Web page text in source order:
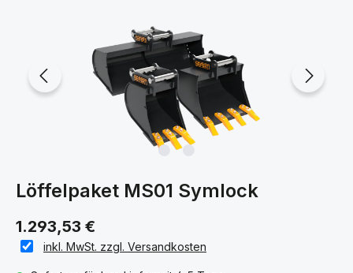
Löffelpaket MS01 Symlock
1.293,53 €
inkl. MwSt. zzgl. Versandkosten